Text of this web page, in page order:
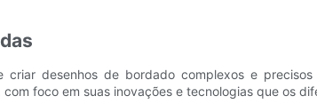
desenhos de bordado complexos e
foco em suas inovações e tecnologias que os